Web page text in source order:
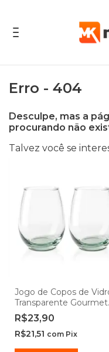
Erro - 404
Desculpe, mas a
procurando não
Talvez você se
Jogo de Copos de
Transparente Gourmet
450ml - Class Home
R$23,90
R$21,51 com Pix